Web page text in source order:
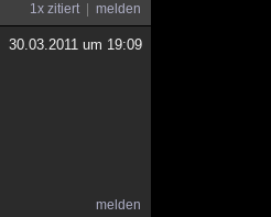
1x zitiert melden
30.03.2011 um 19:09
melden